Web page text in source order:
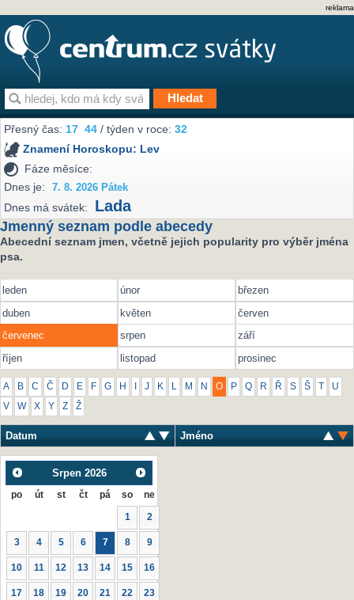
reklama
Přesný čas:17 44 / týden v roce:32
Znamení Horoskopu: Lev
Fáze měsíce:
Dnes je:
7. 8. 2026 Pátek
Dnes má svátek: Lada
Jmenný seznam podle abecedy
Abecední seznam jmen, včetně jejich popularity pro výběr jména
psa.
leden únor
březen
duben
květen
červen
červenec
srpen
září
říjen
listopad prosinec
A B C Č D E F G H J K L M N O P Q R Ř S Š U
V W X Y Z Ž
Datum Jméno
Srpen 2026
po út st čt pá so ne
1 2
3 4 5 6 7 8 9
10 11 12 13 14 15 16
17 18 19 20 21 22 23